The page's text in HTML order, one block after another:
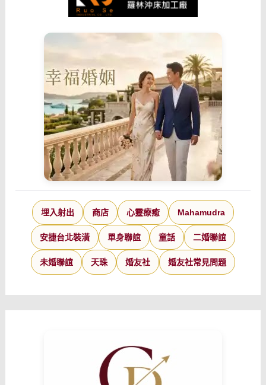
埋入射出 商店 心靈療癒 Mahamudra
安捷台北裝潢 單身聯誼 童話 二婚聯誼
未婚聯誼 天珠 婚友社 婚友社常見問題